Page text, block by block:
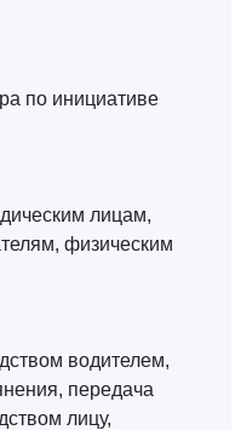
по инициативе
лицам,
физическим
водителем,
передача
лицу,